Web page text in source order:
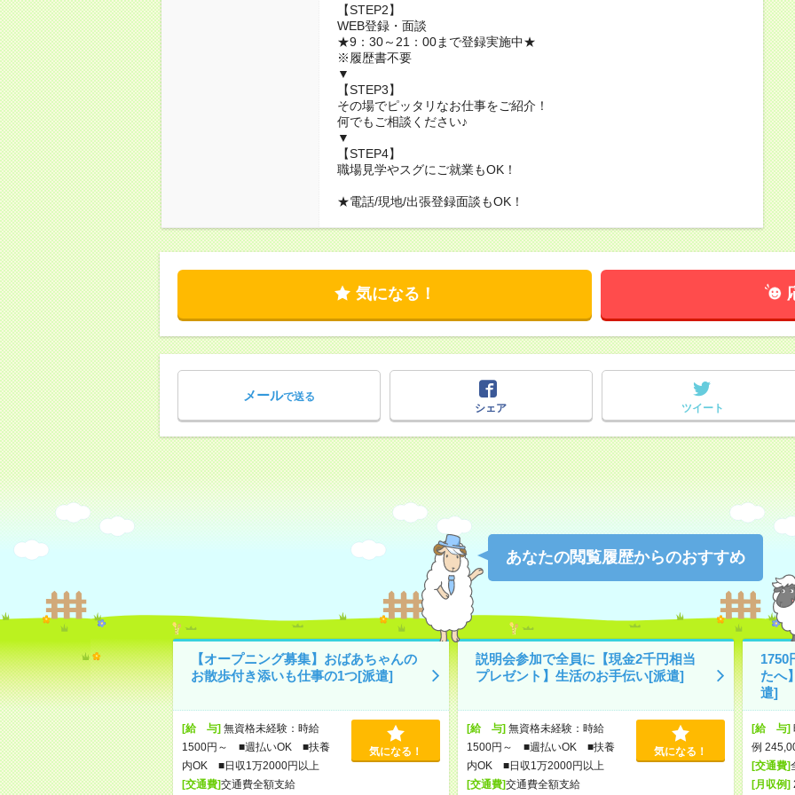
【STEP2】
WEB登録・面談
★9：30～21：00まで登録実施中★
※履歴書不要
▼
【STEP3】
その場でピッタリなお仕事をご紹介！
何でもご相談ください♪
▼
【STEP4】
職場見学やスグにご就業もOK！
★電話/現地/出張登録面談もOK！
気になる！
メールで送る
シェア
ツイート
あなたの閲覧履歴からのおすすめ
【オープニング募集】おばあちゃんの
お散歩付き添いも仕事の1つ[派遣]
[給 与]無資格未経験：時給
1500円～ ■週払いOK ■扶養
内OK ■日収1万2000円以上
[交通費]交通費全額支給
気になる！
説明会参加で全員に【現金2千円相当
プレゼント】生活のお手伝い[派遣]
[給 与]無資格未経験：時給
1500円～ ■週払いOK ■扶養
内OK ■日収1万2000円以上
[交通費]交通費全額支給
気になる！
1750
たへ
遣]
[給 与]
例
[交通費]
[月収例]